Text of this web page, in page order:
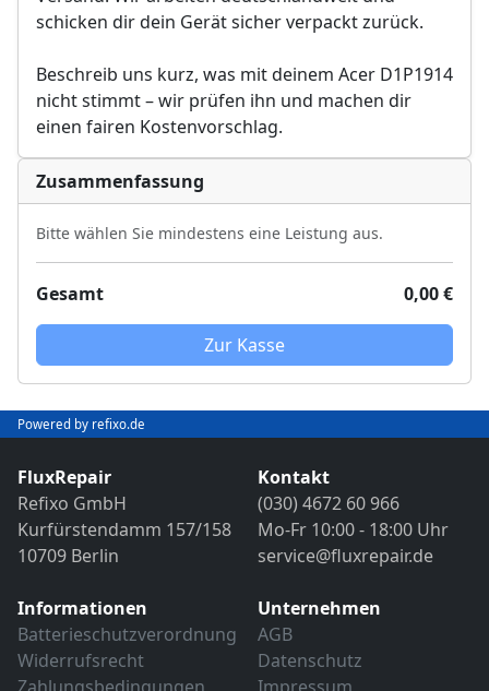
schicken dir dein Gerät sicher verpackt zurück.
Beschreib uns kurz, was mit deinem Acer D1P1914
nicht stimmt – wir prüfen ihn und machen dir
einen fairen Kostenvorschlag.
Zusammenfassung
Bitte wählen Sie mindestens eine Leistung aus.
Gesamt 0,00 €
Zur Kasse
Powered by refixo.de
FluxRepair
Refixo GmbH
Kurfürstendamm 157/158
10709 Berlin
Kontakt
(030) 4672 60 966
Mo-Fr 10:00 - 18:00 Uhr
service@fluxrepair.de
Informationen
Batterieschutzverordnung
Widerrufsrecht
Unternehmen
AGB
Datenschutz